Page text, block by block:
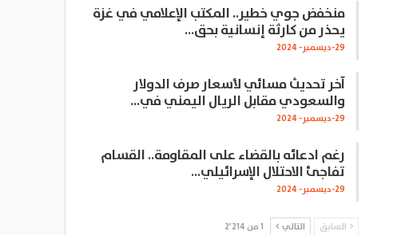
منخفض جوي خطير.. المكتب الإعلامي في غزة
يحذر من كارثة إنسانية بحق…
29-ديسمبر- 2024
آخر تحديث مسائي لأسعار صرف الدولار
والسعودي مقابل الريال اليمني في…
29-ديسمبر- 2024
رغم ادعائه بالقضاء على المقاومة.. القسام
تفاجئ الاحتلال الإسرائيلي…
29-ديسمبر- 2024
السابق التالي 1 من 2٬214